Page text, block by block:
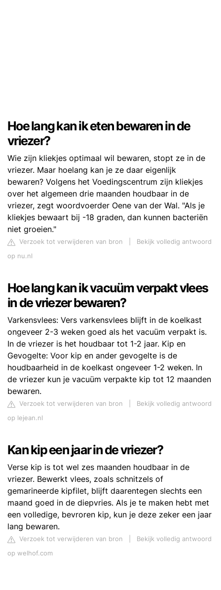
Hoe lang kan ik eten bewaren in de
vriezer?
Wie zijn kliekjes optimaal wil bewaren, stopt ze in de
vriezer. Maar hoelang kan je ze daar eigenlijk
bewaren? Volgens het Voedingscentrum zijn kliekjes
over het algemeen drie maanden houdbaar in de
vriezer, zegt woordvoerder Oene van der Wal. "Als je
kliekjes bewaart bij -18 graden, dan kunnen bacteriën
niet groeien."
Verzoek tot verwijderen van bron
Bekijk volledig antwoord
op nu.nl
Hoe lang kan ik vacuüm verpakt vlees
in de vriezer bewaren?
Varkensvlees: Vers varkensvlees blijft in de koelkast
ongeveer 2-3 weken goed als het vacuüm verpakt is.
In de vriezer is het houdbaar tot 1-2 jaar. Kip en
Gevogelte: Voor kip en ander gevogelte is de
houdbaarheid in de koelkast ongeveer 1-2 weken. In
de vriezer kun je vacuüm verpakte kip tot 12 maanden
bewaren.
Verzoek tot verwijderen van bron
Bekijk volledig antwoord
op lejean.nl
Kan kip een jaar in de vriezer?
Verse kip is tot wel zes maanden houdbaar in de
vriezer. Bewerkt vlees, zoals schnitzels of
gemarineerde kipfilet, blijft daarentegen slechts een
maand goed in de diepvries. Als je te maken hebt met
een volledige, bevroren kip, kun je deze zeker een jaar
lang bewaren.
Verzoek tot verwijderen van bron
Bekijk volledig antwoord
op welhof.com